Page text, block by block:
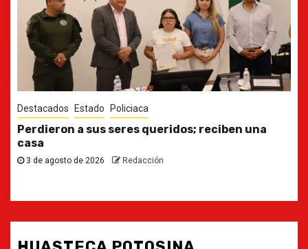
Destacados Estado
Ya casi, el quinto informe del Gobernador
30 de julio de 2026